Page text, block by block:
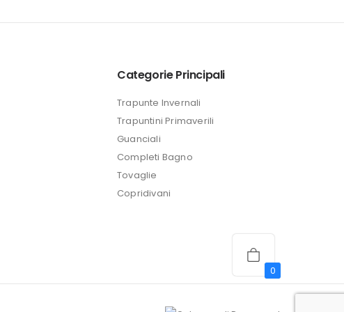
è:
Categorie Principali
Trapunte Invernali
Trapuntini Primaverili
Guanciali
Completi Bagno
Tovaglie
Copridivani
0